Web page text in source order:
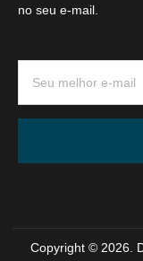
no seu e-mail.
Copyright © 2026.